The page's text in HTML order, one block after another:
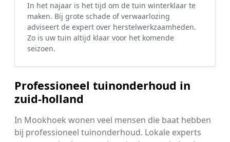
In het najaar is het tijd om de tuin winterklaar te
maken. Bij grote schade of verwaarlozing
adviseert de expert over herstelwerkzaamheden.
Zo is uw tuin altijd klaar voor het komende
seizoen.
Professioneel tuinonderhoud in
zuid-holland
In Mookhoek wonen veel mensen die baat hebben
bij professioneel tuinonderhoud. Lokale experts